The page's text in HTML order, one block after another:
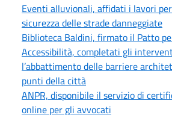
Eventi alluvionali, affidati i lavori
sicurezza delle strade danneggiate
Biblioteca Baldini, firmato il Patto
Accessibilità, completati gli
l’abbattimento delle barriere
punti della città
ANPR, disponibile il servizio di
online per gli avvocati